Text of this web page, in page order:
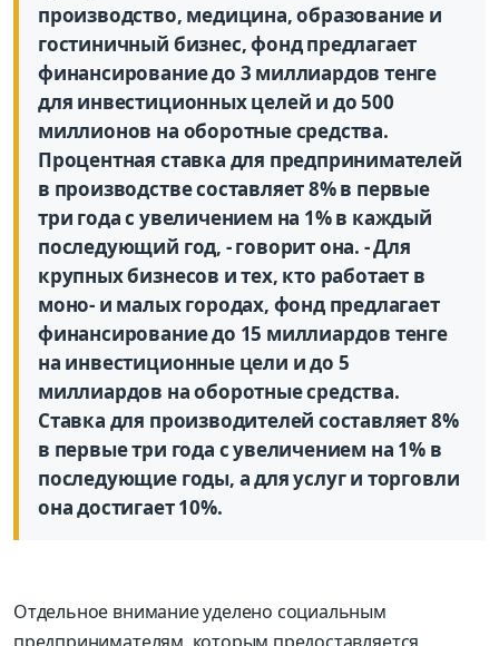
производство, медицина, образование и
гостиничный бизнес, фонд предлагает
финансирование до 3 миллиардов тенге
для инвестиционных целей и до 500
миллионов на оборотные средства.
Процентная ставка для предпринимателей
в производстве составляет 8% в первые
три года с увеличением на 1% в каждый
последующий год, - говорит она. - Для
крупных бизнесов и тех, кто работает в
моно- и малых городах, фонд предлагает
финансирование до 15 миллиардов тенге
на инвестиционные цели и до 5
миллиардов на оборотные средства.
Ставка для производителей составляет 8%
в первые три года с увеличением на 1% в
последующие годы, а для услуг и торговли
она достигает 10%.
Отдельное внимание уделено социальным